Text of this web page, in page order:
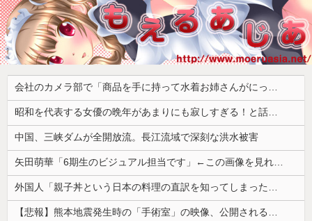
会社のカメラ部で「商品を手に持って水着お姉さんがにっこり」を撮影、だがお姉さんは素人アルバイトで親バレした結果……
昭和を代表する女優の晩年があまりにも寂しすぎる！と話題に、自身の子供を餓死する寸前までネグレクトした挙句……
中国、三峡ダムが全開放流。長江流域で深刻な洪水被害
矢田萌華「6期生のビジュアル担当です」←この画像を見れば誰もが納得【画像あり】
外国人「親子丼という日本の料理の直訳を知ってしまった…」
【悲報】熊本地震発生時の「手術室」の映像、公開される。医療従事者って凄いなｗｗｗｗ